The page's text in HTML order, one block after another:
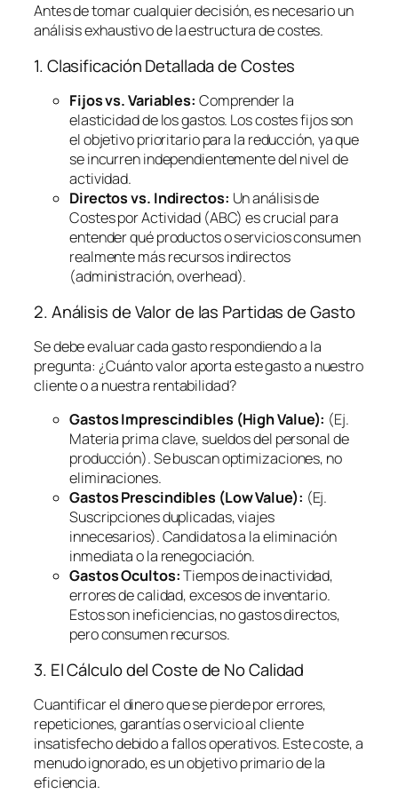
Antes de tomar cualquier decisión, es necesario un
análisis exhaustivo de la estructura de costes.
1. Clasificación Detallada de Costes
Fijos vs. Variables: Comprender la
elasticidad de los gastos. Los costes fijos son
el objetivo prioritario para la reducción, ya que
se incurren independientemente del nivel de
actividad.
Directos vs. Indirectos: Un análisis de
Costes por Actividad (ABC) es crucial para
entender qué productos o servicios consumen
realmente más recursos indirectos
(administración,overhead).
2. Análisis de Valor de las Partidas de Gasto
Se debe evaluar cada gasto respondiendo a la
pregunta: ¿Cuánto valor aporta este gasto a nuestro
cliente o a nuestra rentabilidad?
Gastos Imprescindibles (High Value): (Ej.
Materia prima clave, sueldos del personal de
producción). Se buscan optimizaciones, no
eliminaciones.
Gastos Prescindibles (Low Value): (Ej.
Suscripciones duplicadas, viajes
innecesarios). Candidatos a la eliminación
inmediata o la renegociación.
Gastos Ocultos:Tiempos de inactividad,
errores de calidad, excesos de inventario.
Estos son ineficiencias, no gastos directos,
pero consumen recursos.
3. El Cálculo del Coste de No Calidad
Cuantificar el dinero que se pierde por errores,
repeticiones, garantías o servicio al cliente
insatisfecho debido a fallos operativos. Este coste, a
menudo ignorado, es un objetivo primario de la
eficiencia.